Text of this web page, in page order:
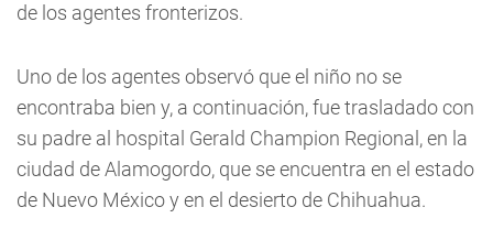
de los agentes fronterizos.
Uno de los agentes observó que el niño no se
encontraba bien y, a continuación, fue trasladado con
su padre al hospital Gerald Champion Regional, en la
ciudad de Alamogordo, que se encuentra en el estado
de Nuevo México y en el desierto de Chihuahua.